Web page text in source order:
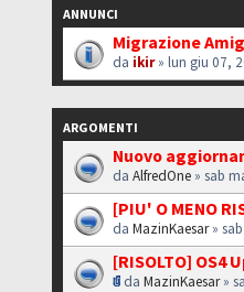
ANNUNCI
Migrazione
da ikir» lun giu 07,
ARGOMENTI
Nuovo
daAlfredOne » sab
[PIU' O MENO
daMazinKaesar»
[RISOLTO] OS4
daMazinKaesar»